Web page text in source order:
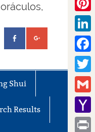
Shui
Results
Gmail